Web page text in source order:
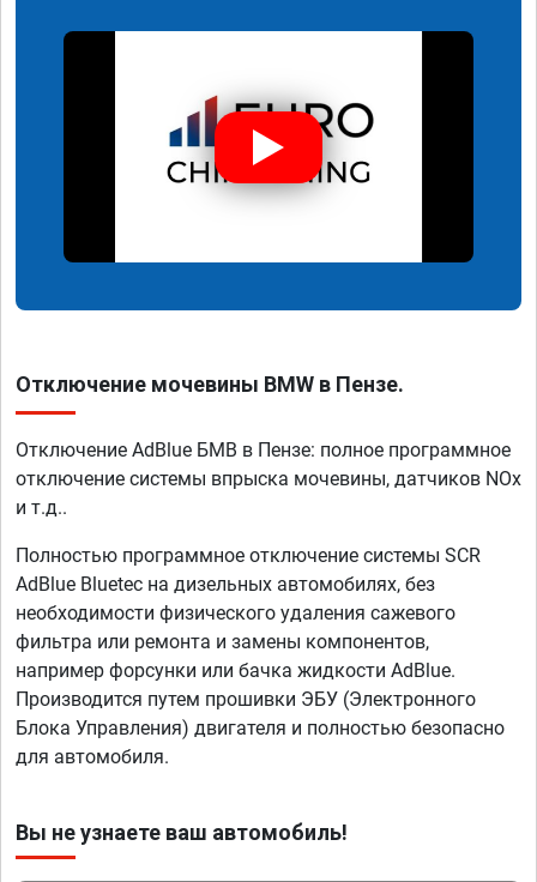
Отключение мочевины BMW в Пензе.
Отключение AdBlue БМВ в Пензе: полное программное
отключение системы впрыска мочевины, датчиков NOx
и т.д..
Полностью программное отключение системы SCR
AdBlue Bluetec на дизельных автомобилях, без
необходимости физического удаления сажевого
фильтра или ремонта и замены компонентов,
например форсунки или бачка жидкости AdBlue.
Производится путем прошивки ЭБУ (Электронного
Блока Управления) двигателя и полностью безопасно
для автомобиля.
Вы не узнаете ваш автомобиль!